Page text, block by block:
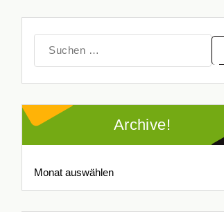
nach:
Archive!